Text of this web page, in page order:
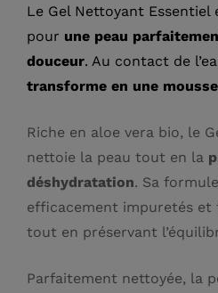
Le Gel Nettoyant
pour une peau
douceur. Au contact de
transforme en une
Riche en aloe vera bio, le
nettoie la peau tout en la
déshydratation. Sa
efficacement impuretés et
tout en préservant
Parfaitement nettoyée, la